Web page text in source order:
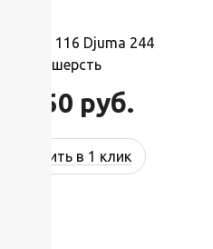
116 Djuma 244
100% шерсть
96 250 руб.
Купить в 1 клик